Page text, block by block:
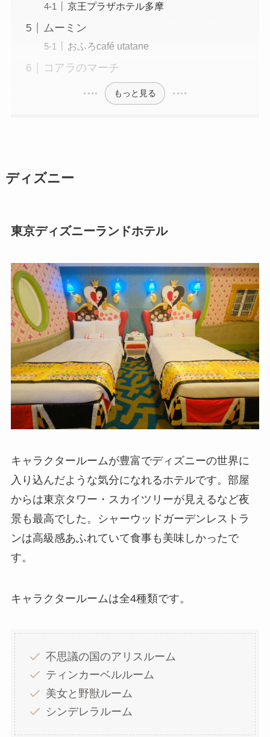
京王プラザホテル多摩
ムーミン
おふろcafé utatane
コアラのマーチ
もっと見る
ディズニー
東京ディズニーランドホテル
キャラクタールームが豊富でディズニーの世界に
入り込んだような気分になれるホテルです。部屋
からは東京タワー・スカイツリーが見えるなど夜
景も最高でした。シャーウッドガーデンレストラ
ンは高級感あふれていて食事も美味しかったで
す。
キャラクタールームは全4種類です。
不思議の国のアリスルーム
ティンカーベルルーム
美女と野獣ルーム
シンデレラルーム